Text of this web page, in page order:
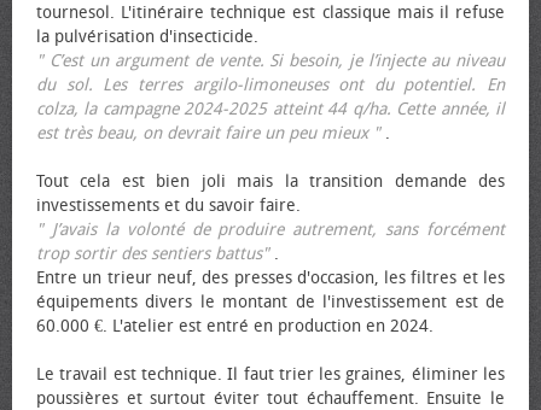
tournesol. L'itinéraire technique est classique mais il refuse
la pulvérisation d'insecticide.
" C’est un argument de vente. Si besoin, je l’injecte au niveau
du sol. Les terres argilo-limoneuses ont du potentiel. En
colza, la campagne 2024-2025 atteint 44 q/ha. Cette année, il
est très beau, on devrait faire un peu mieux ".
Tout cela est bien joli mais la transition demande des
investissements et du savoir faire.
" J’avais la volonté de produire autrement, sans forcément
trop sortir des sentiers battus".
Entre un trieur neuf, des presses d'occasion, les filtres et les
équipements divers le montant de l'investissement est de
60.000 €. L'atelier est entré en production en 2024.
Le travail est technique. Il faut trier les graines, éliminer les
poussières et surtout éviter tout échauffement. Ensuite le